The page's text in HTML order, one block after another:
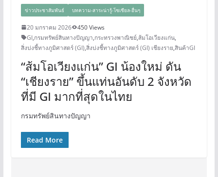
ข่าวประชาสัมพันธ์ บทความ-สาระน่ารู้-โซเชียล-อื่นๆ
20 มกราคม 2026
450 Views
GI,กรมทรัพย์สินทางปัญญา,กระทรวงพาณิชย์,ส้มโอเวียงแก่น,
สิ่งบ่งชี้ทางภูมิศาสตร์ (GI),สิ่งบ่งชี้ทางภูมิศาสตร์ (GI) เชียงราย,สินค้าGI
“ส้มโอเวียงแก่น” GI น้องใหม่ ดัน
“เชียงราย” ขึ้นแท่นอันดับ 2 จังหวัด
ที่มี GI มากที่สุดในไทย
กรมทรัพย์สินทางปัญญา
Read More